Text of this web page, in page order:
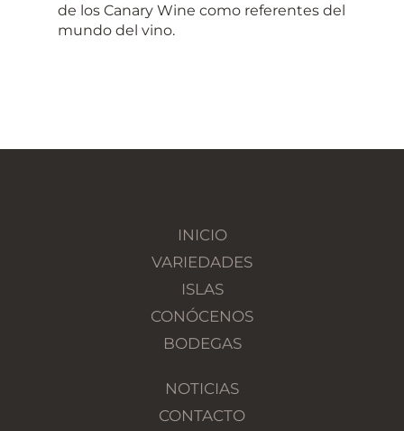
de los Canary Wine como referentes del
mundo del vino.
INICIO
VARIEDADES
ISLAS
CONÓCENOS
BODEGAS
NOTICIAS
CONTACTO